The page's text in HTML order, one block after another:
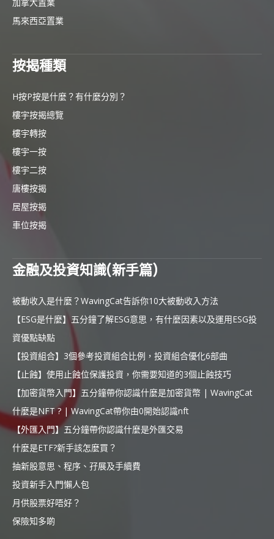
加拿大置業
馬來西亞置業
按揭種類
H按P按是什麼？有什麼分別？
樓宇按揭總覽
樓宇轉按
樓宇一按
樓宇二按
唐樓按揭
居屋按揭
車位按揭
金融及投資知識(新手篇)
被動收入是什麼？WavingCat告訴你10大被動收入方法
【ESG是什麼】五分鐘了解ESG意思，有什麼因素以及運用ESG投
資優點缺點
【投資組合】3個參考投資組合比例，投資組合優化6部曲
【止蝕】使用止蝕位保護投資，你需要知道的3個止蝕技巧
【加密貨幣入門】五分鐘帶你認識什麼是加密貨幣 | WavingCat
什麼是NFT ? | WavingCat帶你由0開始認識nft
【外匯入門】五分鐘帶你認識什麼是外匯交易
什麼是ETF?新手該怎麼買？
抽新股意思、程序、孖展及手續費
投資新手入門懶人包
月供股票好唔好？
保險知多啲